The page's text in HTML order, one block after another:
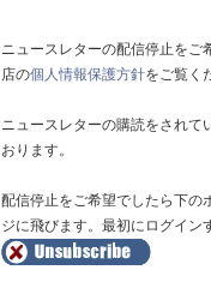
ニュースレターの配信停止を
店の個人情報保護方針をご覧く
ニュースレターの購読をされ
おります。
配信停止をご希望でしたら下の
ジに飛びます。最初にログイン